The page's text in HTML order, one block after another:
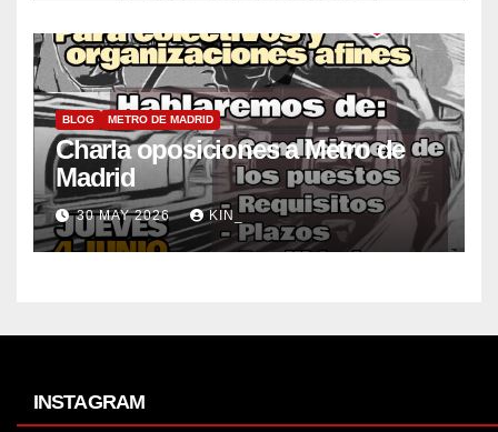
BLOG METRO DE MADRID
Charla oposiciones a Metro de
Madrid
30 MAY 2026 KIN_
INSTAGRAM